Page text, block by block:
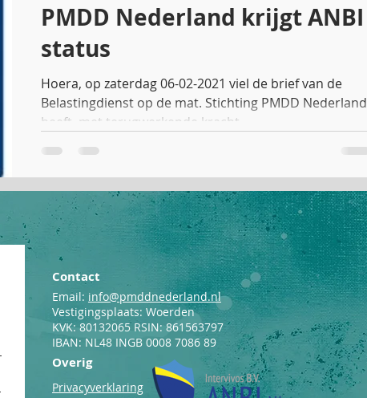
PMDD Nederland krijgt ANBI
status
Hoera, op zaterdag 06-02-2021 viel de brief van de
Belastingdienst op de mat. Stichting PMDD Nederland
heeft, met terugwerkende kracht,...
Contact
Email: info@pmddnederland.nl
Vestigingsplaats: Woerden
KVK: 80132065 RSIN: 861563797
IBAN: NL48 INGB 0008 7086 89
Privacyverklaring
Overig